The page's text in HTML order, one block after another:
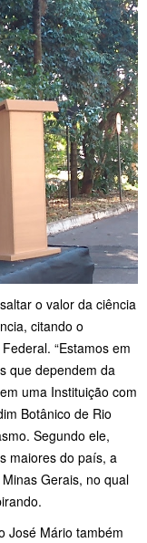
o valor da ciência
citando o
“Estamos em
que dependem da
uma Instituição com
Botânico de Rio
Segundo ele,
maiores do país, a
Gerais, no qual
José Mário também